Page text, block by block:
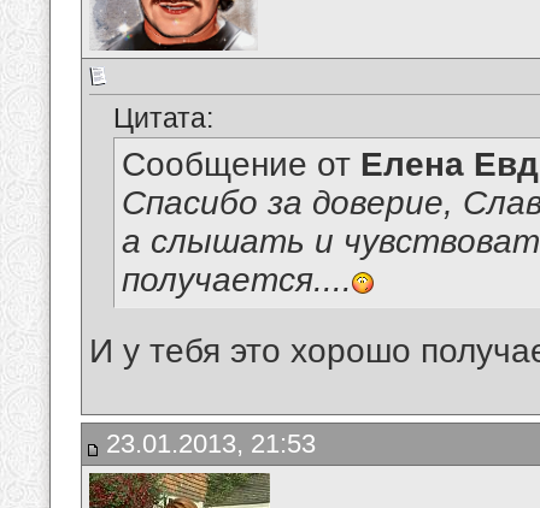
Цитата:
Сообщение от Елена
Спасибо за доверие,
а слышать и
получается....
И у тебя это хорошо
23.01.2013, 21:53